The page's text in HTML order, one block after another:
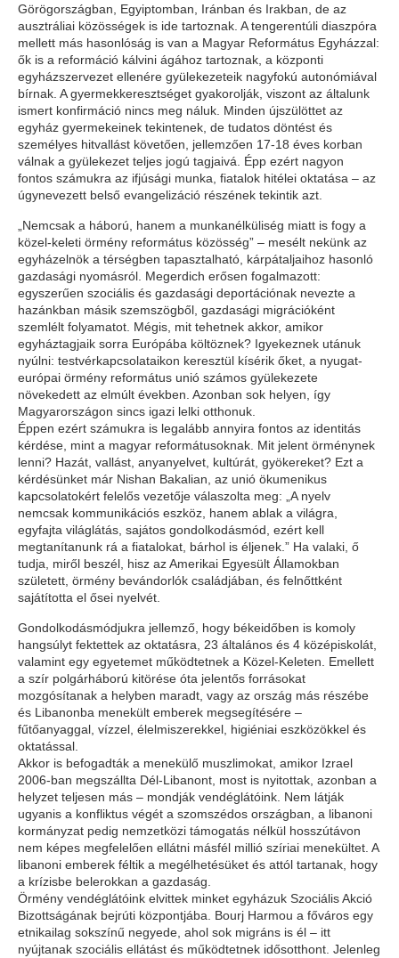
Görögországban, Egyiptomban, Iránban és Irakban, de az
ausztráliai közösségek is ide tartoznak. A tengerentúli diaszpóra
mellett más hasonlóság is van a Magyar Református Egyházzal:
ők is a reformáció kálvini ágához tartoznak, a központi
egyházszervezet ellenére gyülekezeteik nagyfokú autonómiával
bírnak. A gyermekkeresztséget gyakorolják, viszont az általunk
ismert konfirmáció nincs meg náluk. Minden újszülöttet az
egyház gyermekeinek tekintenek, de tudatos döntést és
személyes hitvallást követően, jellemzően 17-18 éves korban
válnak a gyülekezet teljes jogú tagjaivá. Épp ezért nagyon
fontos számukra az ifjúsági munka, fiatalok hitélei oktatása – az
úgynevezett belső evangelizáció részének tekintik azt.
„Nemcsak a háború, hanem a munkanélküliség miatt is fogy a
közel-keleti örmény református közösség” – mesélt nekünk az
egyházelnök a térségben tapasztalható, kárpátaljaihoz hasonló
gazdasági nyomásról. Megerdich erősen fogalmazott:
egyszerűen szociális és gazdasági deportációnak nevezte a
hazánkban másik szemszögből, gazdasági migrációként
szemlélt folyamatot. Mégis, mit tehetnek akkor, amikor
egyháztagjaik sorra Európába költöznek? Igyekeznek utánuk
nyúlni: testvérkapcsolataikon keresztül kísérik őket, a nyugat-
európai örmény református unió számos gyülekezete
növekedett az elmúlt években. Azonban sok helyen, így
Magyarországon sincs igazi lelki otthonuk.
Éppen ezért számukra is legalább annyira fontos az identitás
kérdése, mint a magyar reformátusoknak. Mit jelent örménynek
lenni? Hazát, vallást, anyanyelvet, kultúrát, gyökereket? Ezt a
kérdésünket már Nishan Bakalian, az unió ökumenikus
kapcsolatokért felelős vezetője válaszolta meg: „A nyelv
nemcsak kommunikációs eszköz, hanem ablak a világra,
egyfajta világlátás, sajátos gondolkodásmód, ezért kell
megtanítanunk rá a fiatalokat, bárhol is éljenek.” Ha valaki, ő
tudja, miről beszél, hisz az Amerikai Egyesült Államokban
született, örmény bevándorlók családjában, és felnőttként
sajátította el ősei nyelvét.
Gondolkodásmódjukra jellemző, hogy békeidőben is komoly
hangsúlyt fektettek az oktatásra, 23 általános és 4 középiskolát,
valamint egy egyetemet működtetnek a Közel-Keleten. Emellett
a szír polgárháború kitörése óta jelentős forrásokat
mozgósítanak a helyben maradt, vagy az ország más részébe
és Libanonba menekült emberek megsegítésére –
fűtőanyaggal, vízzel, élelmiszerekkel, higiéniai eszközökkel és
oktatással.
Akkor is befogadták a menekülő muszlimokat, amikor Izrael
2006-ban megszállta Dél-Libanont, most is nyitottak, azonban a
helyzet teljesen más – mondják vendéglátóink. Nem látják
ugyanis a konfliktus végét a szomszédos országban, a libanoni
kormányzat pedig nemzetközi támogatás nélkül hosszútávon
nem képes megfelelően ellátni másfél millió szíriai menekültet. A
libanoni emberek féltik a megélhetésüket és attól tartanak, hogy
a krízisbe belerokkan a gazdaság.
Örmény vendéglátóink elvittek minket egyházuk Szociális Akció
Bizottságának bejrúti központjába. Bourj Harmou a főváros egy
etnikailag sokszínű negyede, ahol sok migráns is él – itt
nyújtanak szociális ellátást és működtetnek idősotthont. Jelenleg